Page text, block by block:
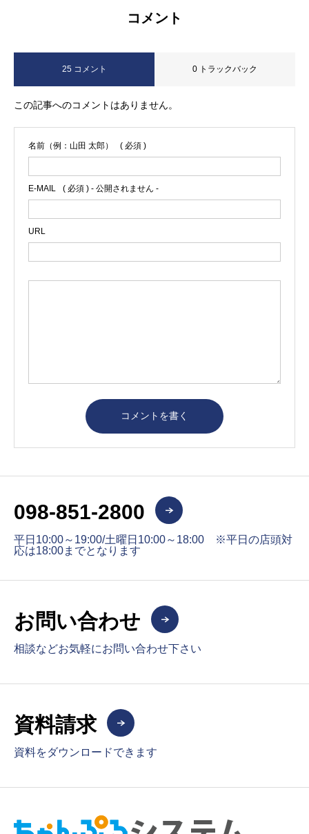
コメント
25 コメント 0 トラックバック
この記事へのコメントはありません。
名前（例：山田 太郎） ( 必須 )
E-MAIL ( 必須 ) - 公開されません -
URL
098-851-2800
平日10:00～19:00/土曜日10:00～18:00 ※平日の店頭対
応は18:00までとなります
お問い合わせ
相談などお気軽にお問い合わせ下さい
資料請求
資料をダウンロードできます